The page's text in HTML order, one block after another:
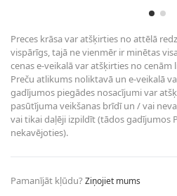
Preces krāsa var atšķirties no attēlā
vispārīgs, tajā ne vienmēr ir minētas
cenas e-veikalā var atšķirties no
Preču atlikums noliktavā un e-veikalā
gadījumos piegādes nosacījumi var
pasūtījuma veikšanas brīdī un / vai
vai tikai daļēji izpildīt (tādos gadījumos
nekavējoties).
Pamanījāt kļūdu?Ziņojiet mums